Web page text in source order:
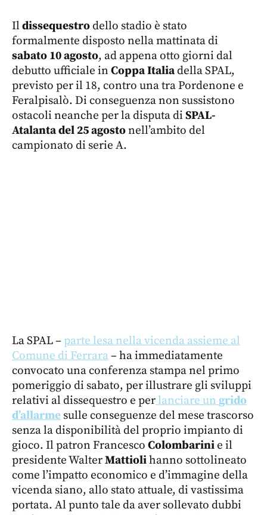
Ildissequestrodello stadio è stato
formalmente disposto nella mattinata di
sabato 10 agosto, ad appena otto giorni dal
debutto ufficiale in Coppa Italiadella SPAL,
previsto per il 18, contro una tra Pordenone e
Feralpisalò. Di conseguenza non sussistono
ostacoli neanche per la disputa di SPAL-
Atalanta del 25 agostonell’ambito del
campionato di serie A.
La SPAL – parte lesa nella vicenda assieme al
Comune di Ferrara– ha immediatamente
convocato una conferenza stampa nel primo
pomeriggio di sabato, per illustrare gli sviluppi
relativi al dissequestro e perlanciare un grido
d’allarme sulle conseguenze del mese trascorso
senza la disponibilità del proprio impianto di
gioco. Il patron Francesco Colombarinie il
presidente WalterMattiolihanno sottolineato
come l’impatto economico e d’immagine della
vicenda siano, allo stato attuale, di vastissima
portata. Al punto tale da aver sollevato dubbi